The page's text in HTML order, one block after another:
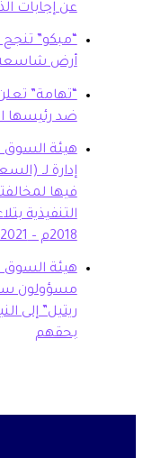
إجابات الذكاء
تنجح في إنهاء
شاسعة باسمها بمساحة 966
تعلن عن قرار
رئيسها التنفيذي
السوق المالية:
لـ (السعودي
لمخالفتهم نظام
بتلاعبهم
سابقون
إلى النيابة العامة